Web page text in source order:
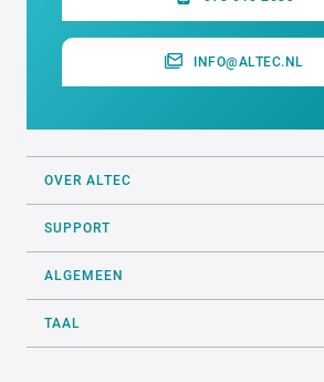
INFO@ALTEC.NL
OVER ALTEC
SUPPORT
ALGEMEEN
TAAL